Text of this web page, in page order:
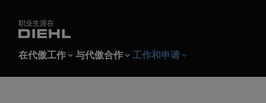
职业生涯在
在代傲工作
在代傲工作
与代傲合作
与代傲合作
工作和申请
工作和申请